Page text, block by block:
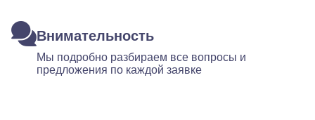
Внимательность
Мы подробно разбираем все вопросы и
предложения по каждой заявке